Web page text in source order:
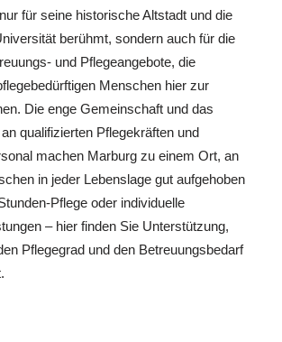
für seine historische Altstadt und die
berühmt, sondern auch für die
und Pflegeangebote, die
Menschen hier zur
Die enge Gemeinschaft und das
qualifizierten Pflegekräften und
machen Marburg zu einem Ort, an
in jeder Lebenslage gut aufgehoben
Pflege oder individuelle
– hier finden Sie Unterstützung,
Pflegegrad und den Betreuungsbedarf